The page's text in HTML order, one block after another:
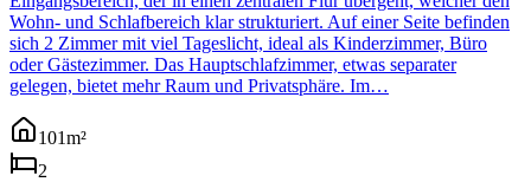
Wohn- und Schlafbereich klar strukturiert. Auf einer Seite befinden
sich 2 Zimmer mit viel Tageslicht, ideal als Kinderzimmer, Büro
oder Gästezimmer. Das Hauptschlafzimmer, etwas separater
gelegen, bietet mehr Raum und Privatsphäre. Im…
101m²
2